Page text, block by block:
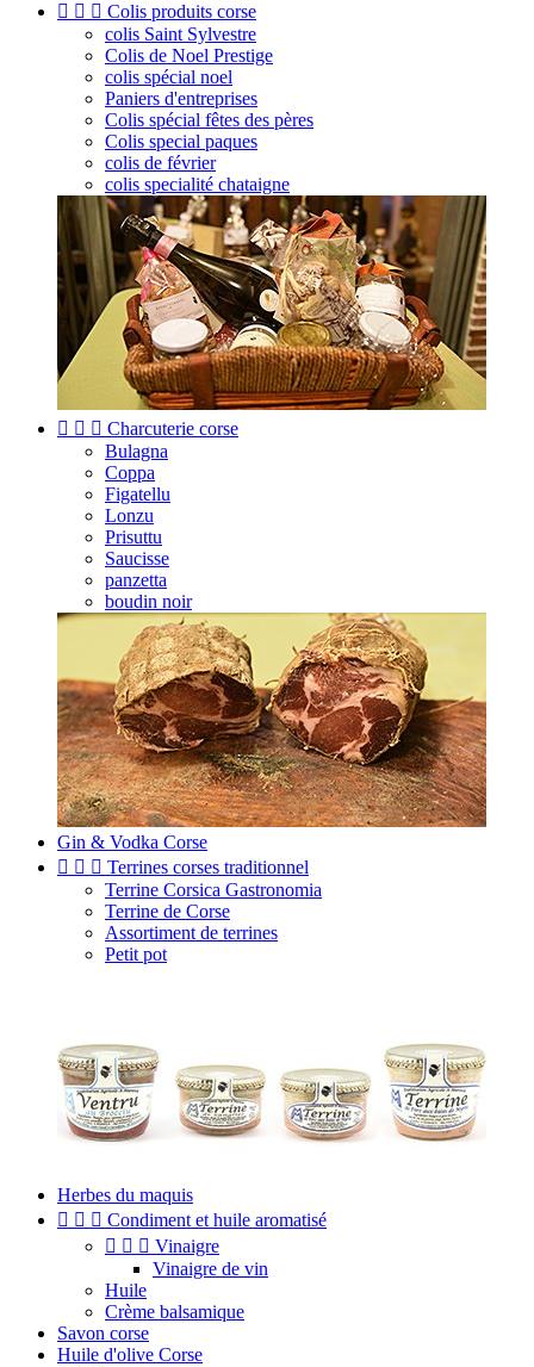
   Colis produits corse
colis Saint Sylvestre
Colis de Noel Prestige
colis spécial noel
Paniers d'entreprises
Colis spécial fêtes des pères
Colis special paques
colis de février
colis specialité chataigne
   Charcuterie corse
Bulagna
Coppa
Figatellu
Lonzu
Prisuttu
Saucisse
panzetta
boudin noir
Gin & Vodka Corse
   Terrines corses traditionnel
Terrine Corsica Gastronomia
Terrine de Corse
Assortiment de terrines
Petit pot
Herbes du maquis
   Condiment et huile aromatisé
   Vinaigre
Vinaigre de vin
Huile
Crème balsamique
Savon corse
Huile d'olive Corse